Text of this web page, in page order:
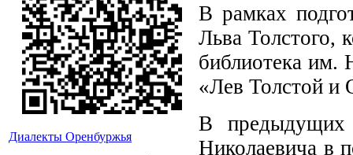
Диалекты Оренбуржья
В рамках
Льва Толстого,
библиотека им.
«Лев Толстой и
В предыдущих
Николаевича в